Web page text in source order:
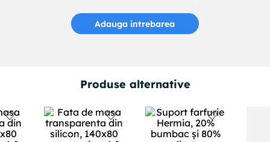
Adauga intrebarea
Produse alternative